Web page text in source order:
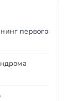
первого